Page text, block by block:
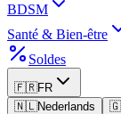
BDSM
Santé & Bien-être
Soldes
🇫🇷FR
🇳🇱Nederlands